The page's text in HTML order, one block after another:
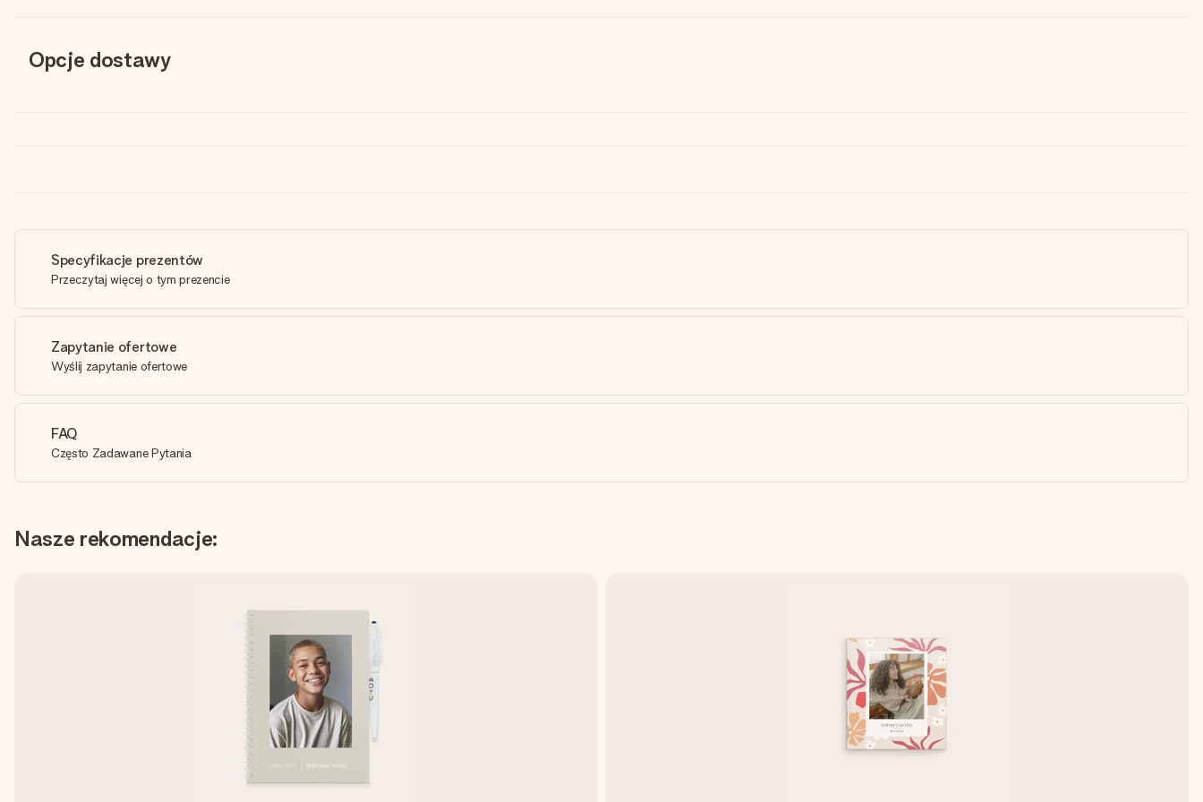
Opcje dostawy
Specyfikacje prezentów
Przeczytaj więcej o tym prezencie
Zapytanie ofertowe
Wyślij zapytanie ofertowe
FAQ
Często Zadawane Pytania
Nasze rekomendacje: